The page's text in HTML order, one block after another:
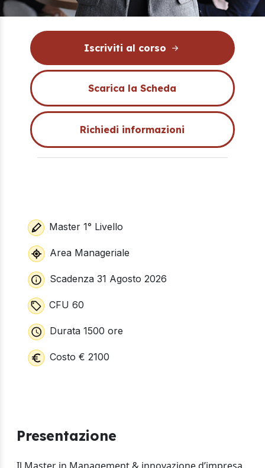
Iscriviti al corso
Scarica la Scheda
Richiedi informazioni
Master 1° Livello
Area Manageriale
Scadenza 31 Agosto 2026
CFU 60
Durata 1500 ore
Costo € 2100
Presentazione